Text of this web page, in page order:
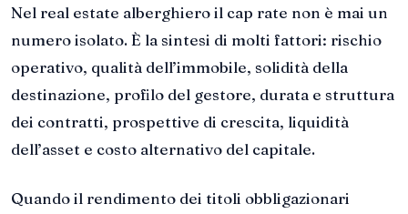
Nel real estate alberghiero il cap rate non è mai un
numero isolato. È la sintesi di molti fattori: rischio
operativo, qualità dell’immobile, solidità della
destinazione, profilo del gestore, durata e struttura
dei contratti, prospettive di crescita, liquidità
dell’asset e costo alternativo del capitale.
Quando il rendimento dei titoli obbligazionari